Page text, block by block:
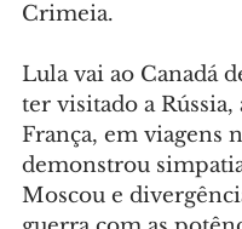
Crimeia.
Lula vai ao Canadá
ter visitado a Rússia,
França, em viagens
demonstrou
Moscou e